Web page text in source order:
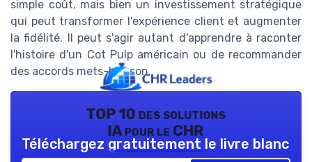
simple coût, mais bien un investissement stratégique
qui peut transformer l'expérience client et augmenter
la fidélité. Il peut s'agir autant d'apprendre à raconter
l'histoire d'un Cot Pulp américain ou de recommander
des accords mets-boisson.
TOP 10 des solutions
IA pour le CHR
Téléchargez gratuitement le livre blanc